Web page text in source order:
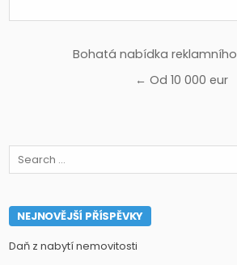
Navigace
Bohatá nabídka
← Od 10 000 eur
Search
NEJNOVĚJŠÍ PŘÍSPĚVKY
Daň z nabytí nemovitosti